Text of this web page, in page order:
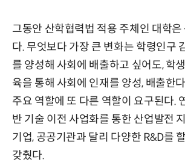
그동안 산학협력법 적용 주체인 대학은
다. 무엇보다 가장 큰 변화는 학령인구
를 양성해 사회에 배출하고 싶어도, 학
육을 통해 사회에 인재를 양성, 배출한
주요 역할에 또 다른 역할이 요구된다.
반 기술 이전 사업화를 통한 산업발전
기업, 공공기관과 달리 다양한 R&D를
갖췄다.